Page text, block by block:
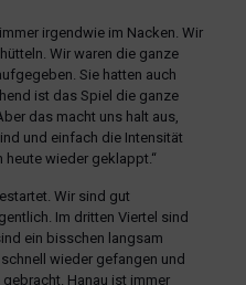
irgendwie im Nacken. Wir
Wir waren die ganze
Sie hatten auch
ist das Spiel die ganze
das macht uns halt aus,
und einfach die Intensität
heute wieder geklappt.“
Wir sind gut
Im dritten Viertel sind
ein bisschen langsam
wieder gefangen und
Hanau ist immer